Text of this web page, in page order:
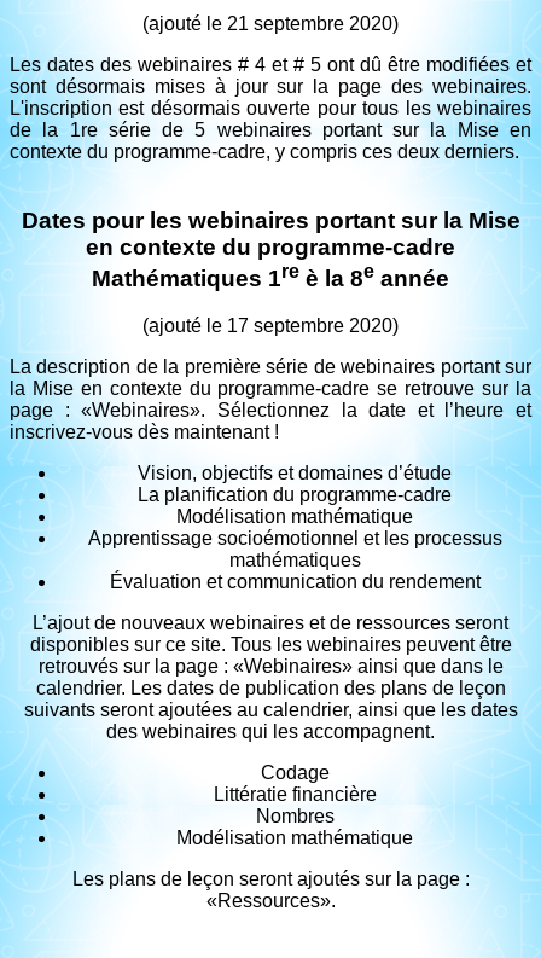
(ajouté le 21 septembre 2020)
Les dates des webinaires # 4 et # 5 ont dû être modifiées et
sont désormais mises à jour sur la page des webinaires.
L'inscription est désormais ouverte pour tous les webinaires
de la 1re série de 5 webinaires portant sur la Mise en
contexte du programme-cadre, y compris ces deux derniers.
Dates pour les webinaires portant sur la Mise
en contexte du programme-cadre
Mathématiques 1re è la 8e année
(ajouté le 17 septembre 2020)
La description de la première série de webinaires portant sur
la Mise en contexte du programme-cadre se retrouve sur la
page : «Webinaires». Sélectionnez la date et l’heure et
inscrivez-vous dès maintenant !
Vision, objectifs et domaines d’étude
La planification du programme-cadre
Modélisation mathématique
Apprentissage socioémotionnel et les processus
mathématiques
Évaluation et communication du rendement
L’ajout de nouveaux webinaires et de ressources seront
disponibles sur ce site. Tous les webinaires peuvent être
retrouvés sur la page : «Webinaires» ainsi que dans le
calendrier. Les dates de publication des plans de leçon
suivants seront ajoutées au calendrier, ainsi que les dates
des webinaires qui les accompagnent.
Codage
Littératie financière
Nombres
Modélisation mathématique
Les plans de leçon seront ajoutés sur la page :
«Ressources».